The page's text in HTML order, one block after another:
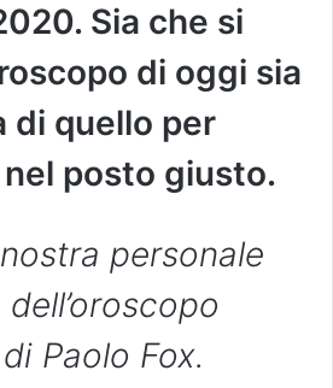
Sia che si
di oggi sia
di quello per
posto giusto.
personale
Paolo Fox.